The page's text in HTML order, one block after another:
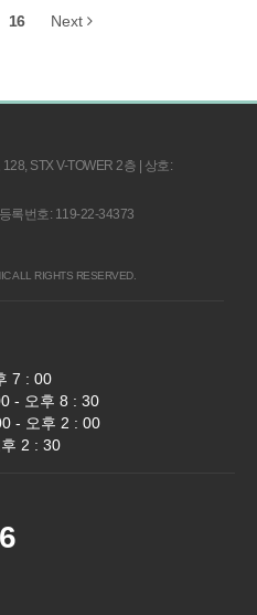
16 Next
STX V-TOWER 2층 | 상호:
록번호: 119-22-34373
ALL RIGHTS RESERVED.
7 : 00
- 오후 8 : 30
- 오후 2 : 00
2 : 30